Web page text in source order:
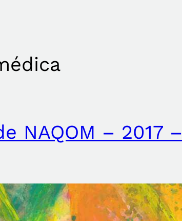
NAQOM – 2017 –